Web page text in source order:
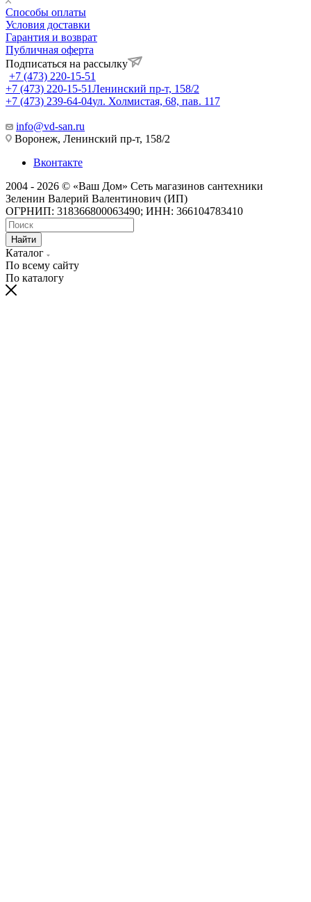
Способы оплаты
Условия доставки
Гарантия и возврат
Публичная оферта
Подписаться на рассылку
+7 (473) 220-15-51
+7 (473) 220-15-51Ленинский пр-т, 158/2
+7 (473) 239-64-04ул. Холмистая, 68, пав. 117
info@vd-san.ru
Воронеж, Ленинский пр-т, 158/2
Вконтакте
2004 - 2026 © «Ваш Дом» Сеть магазинов сантехники
Зеленин Валерий Валентинович (ИП)
ОГРНИП: 318366800063490; ИНН: 366104783410
Найти
Каталог
По всему сайту
По каталогу